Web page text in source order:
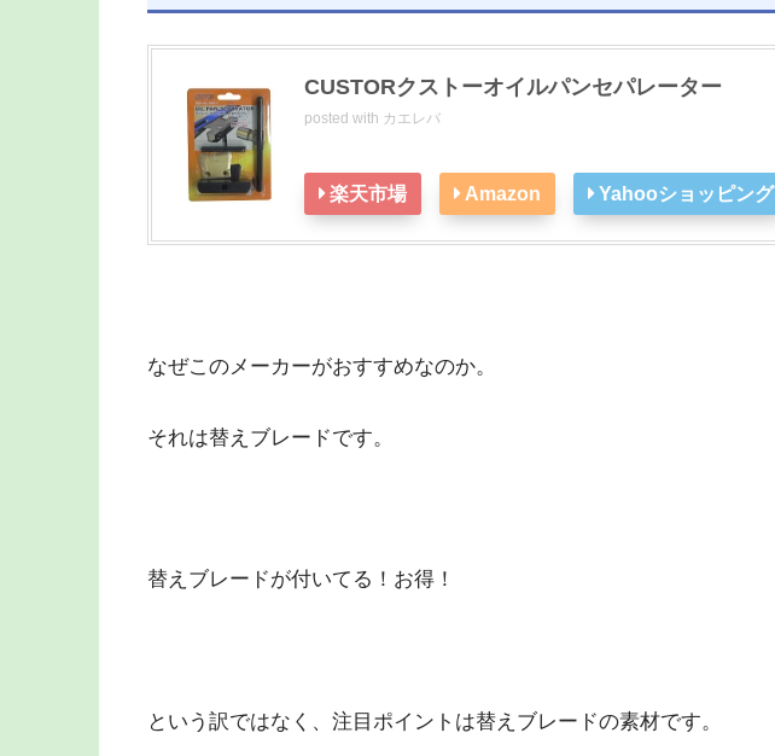
CUSTORクストーオイルパンセパレーター
posted with カエレバ
楽天市場 Amazon Yahooショッピング
なぜこのメーカーがおすすめなのか。
それは替えブレードです。
替えブレードが付いてる！お得！
という訳ではなく、注目ポイントは替えブレードの素材です。